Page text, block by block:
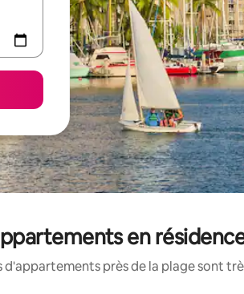
en
d'appartements près de la plage sont